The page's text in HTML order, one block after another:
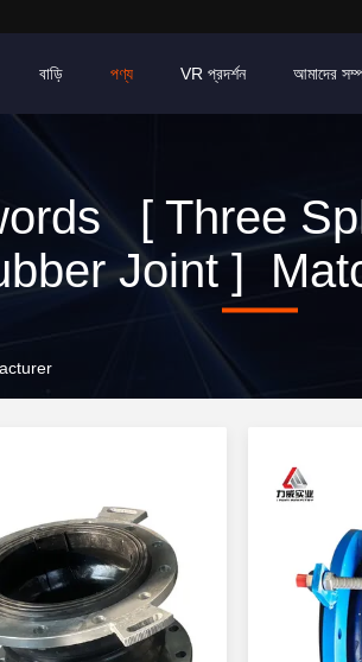
বাড়ি পণ্য VR প্রদর্শন আমাদের
[ Three
Joint ]